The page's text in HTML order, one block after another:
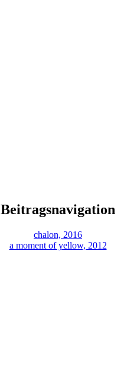
Beitragsnavigation
chalon, 2016
a moment of yellow, 2012